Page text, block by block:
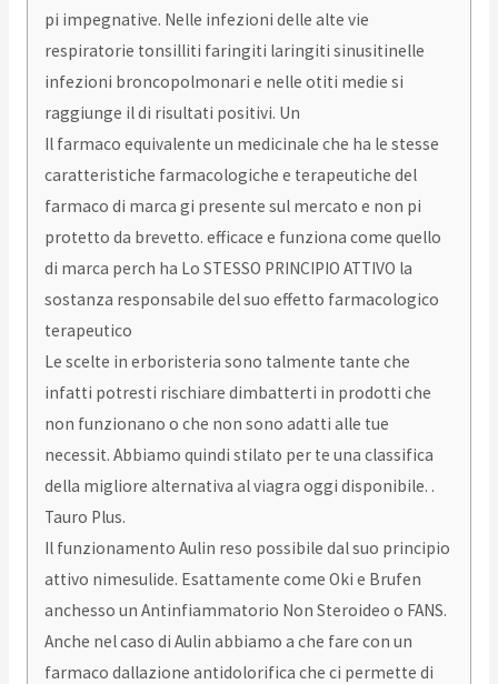
pi impegnative. Nelle infezioni delle alte vie
respiratorie tonsilliti faringiti laringiti sinusitinelle
infezioni broncopolmonari e nelle otiti medie si
raggiunge il di risultati positivi. Un
Il farmaco equivalente un medicinale che ha le stesse
caratteristiche farmacologiche e terapeutiche del
farmaco di marca gi presente sul mercato e non pi
protetto da brevetto. efficace e funziona come quello
di marca perch ha Lo STESSO PRINCIPIO ATTIVO la
sostanza responsabile del suo effetto farmacologico
terapeutico
Le scelte in erboristeria sono talmente tante che
infatti potresti rischiare dimbatterti in prodotti che
non funzionano o che non sono adatti alle tue
necessit. Abbiamo quindi stilato per te una classifica
della migliore alternativa al viagra oggi disponibile. .
Tauro Plus.
Il funzionamento Aulin reso possibile dal suo principio
attivo nimesulide. Esattamente come Oki e Brufen
anchesso un Antinfiammatorio Non Steroideo o FANS.
Anche nel caso di Aulin abbiamo a che fare con un
farmaco dallazione antidolorifica che ci permette di